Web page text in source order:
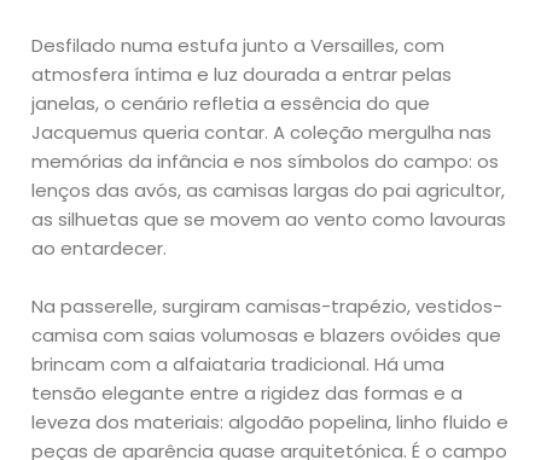
Desfilado numa estufa junto a Versailles, com
atmosfera íntima e luz dourada a entrar pelas
janelas, o cenário refletia a essência do que
Jacquemus queria contar. A coleção mergulha nas
memórias da infância e nos símbolos do campo: os
lenços das avós, as camisas largas do pai agricultor,
as silhuetas que se movem ao vento como lavouras
ao entardecer.
Na passerelle, surgiram camisas-trapézio, vestidos-
camisa com saias volumosas e blazers ovóides que
brincam com a alfaiataria tradicional. Há uma
tensão elegante entre a rigidez das formas e a
leveza dos materiais: algodão popelina, linho fluido e
peças de aparência quase arquitetónica. É o campo